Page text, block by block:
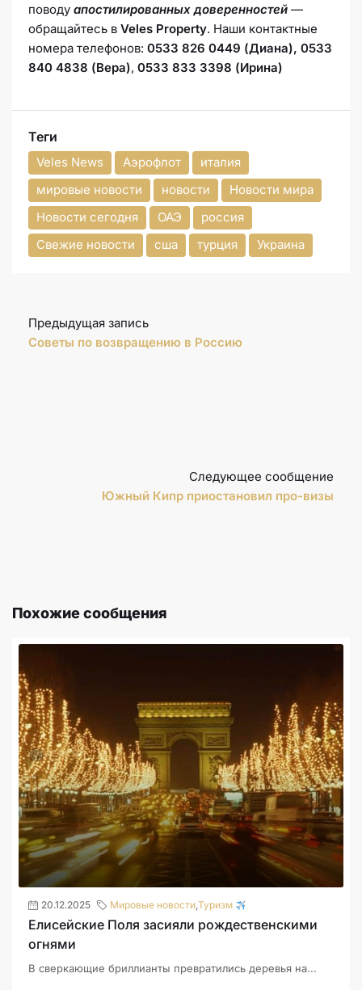
поводу апостилированных доверенностей —
обращайтесь в Veles Property. Наши контактные
номера телефонов: 0533 826 0449 (Диана), 0533
840 4838 (Вера), 0533 833 3398 (Ирина)
Теги
Veles News Аэрофлот
италия
мировые новости
новости
Новости мира
Новости сегодня
ОАЭ
россия
Свежие новости
сша турция Украина
Предыдущая запись
Советы по возвращению в Россию
Следующее сообщение
Южный Кипр приостановил про-визы
Похожие сообщения
20.12.2025 Мировые новости,Туризм
Елисейские Поля засияли рождественскими
огнями
В сверкающие бриллианты превратились деревья на...